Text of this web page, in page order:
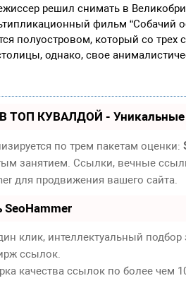
решил снимать в
фильм “Собачий
полуостровом, который со
однако, свое
ТОП КУВАЛДОЙ - Уникальные
по трем пакетам оценки:
занятием. Ссылки, вечные
для продвижения вашего сайта.
SeoHammer
клик, интеллектуальный
ссылок.
качества ссылок по более чем